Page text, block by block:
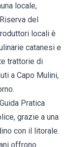
locale,
del
locali è
catanesi e
trattorie di
a Capo Mulini,
Pratica
grazie a una
con il litorale.
offrono